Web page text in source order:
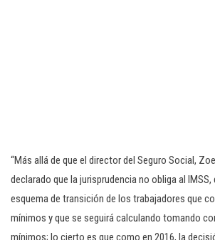
“Más allá de que el director del Seguro Social,
declarado que la jurisprudencia no obliga al IMSS,
esquema de transición de los trabajadores que
mínimos y que se seguirá calculando tomando
mínimos; lo cierto es que como en 2016, la